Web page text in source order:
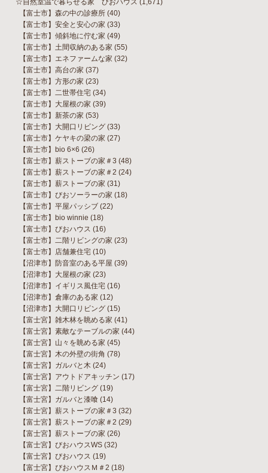
☆自然室温で暮らせる家 びおハウス (1,671)
【富士市】森の中の診療所 (40)
【富士市】安全と安心の家 (33)
【富士市】傾斜地に佇む家 (49)
【富士市】土間収納のある家 (55)
【富士市】エネファームな家 (32)
【富士市】高台の家 (37)
【富士市】方形の家 (23)
【富士市】二世帯住宅 (34)
【富士市】大屋根の家 (39)
【富士市】新茶の家 (53)
【富士市】大開口リビング (33)
【富士市】ケヤキの梁の家 (27)
【富士市】bio 6×6 (26)
【富士市】薪ストーブの家＃3 (48)
【富士市】薪ストーブの家＃2 (24)
【富士市】薪ストーブの家 (31)
【富士市】びおソーラーの家 (18)
【富士市】平屋パッシブ (22)
【富士市】bio winnie (18)
【富士市】びおハウス (16)
【富士市】二階リビングの家 (23)
【富士市】店舗兼住宅 (10)
【沼津市】防音室のある平屋 (39)
【沼津市】大屋根の家 (23)
【沼津市】イギリス風住宅 (16)
【沼津市】倉庫のある家 (12)
【沼津市】大開口リビング (15)
【富士宮】雑木林を眺める家 (41)
【富士宮】素敵なテーブルの家 (44)
【富士宮】山々を眺める家 (45)
【富士宮】木の外壁の街角 (78)
【富士宮】ガルバと木 (24)
【富士宮】アウトドアキッチン (17)
【富士宮】二階リビング (19)
【富士宮】ガルバと漆喰 (14)
【富士宮】薪ストーブの家＃3 (32)
【富士宮】薪ストーブの家＃2 (29)
【富士宮】薪ストーブの家 (26)
【富士宮】びおハウスWS (32)
【富士宮】びおハウス (19)
【富士宮】びおハウスＭ＃2 (18)